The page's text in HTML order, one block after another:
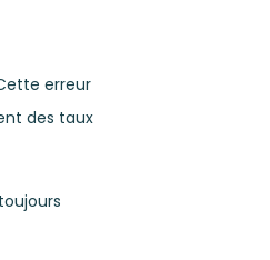
erreur
des taux